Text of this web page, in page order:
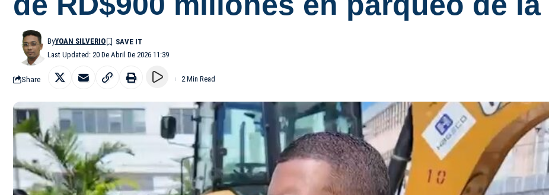
Last Updated: 20 De Abril De 2026 11:39
ByYOAN SILVERIO
Share 2 Min Read